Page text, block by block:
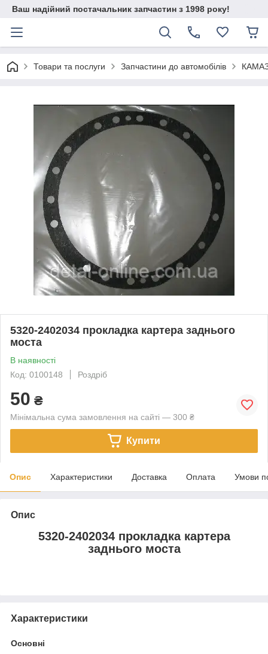
Ваш надійний постачальник запчастин з 1998 року!
Товари та послуги Запчастини до автомобілів
5320-2402034 прокладка картера заднього
моста
В наявності
Код: 0100148
Роздріб
50 ₴
Мінімальна сума замовлення на сайті — 300 ₴
Купити
Опис Характеристики Доставка Оплата Умови
Опис
5320-2402034 прокладка картера
заднього моста
Характеристики
Основні